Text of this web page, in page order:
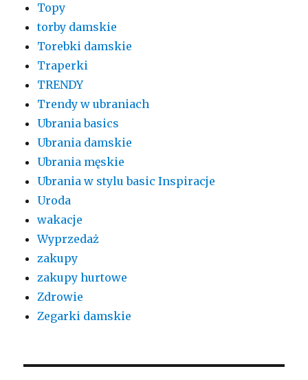
Topy
torby damskie
Torebki damskie
Traperki
TRENDY
Trendy w ubraniach
Ubrania basics
Ubrania damskie
Ubrania męskie
Ubrania w stylu basic Inspiracje
Uroda
wakacje
Wyprzedaż
zakupy
zakupy hurtowe
Zdrowie
Zegarki damskie